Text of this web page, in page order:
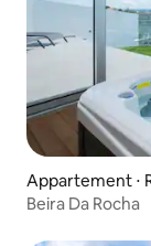
Appartement ⋅
Beira Da Rocha